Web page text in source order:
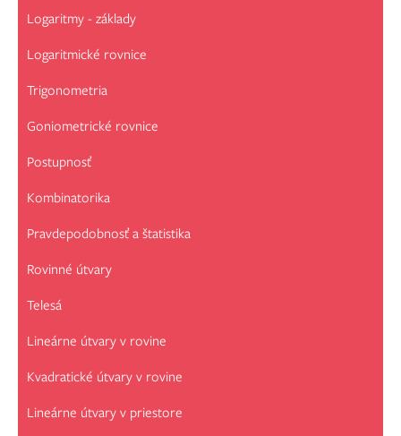
Logaritmy - základy
Logaritmické rovnice
Trigonometria
Goniometrické rovnice
Postupnosť
Kombinatorika
Pravdepodobnosť a štatistika
Rovinné útvary
Telesá
Lineárne útvary v rovine
Kvadratické útvary v rovine
Lineárne útvary v priestore